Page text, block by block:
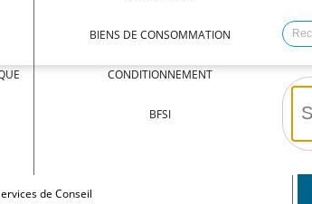
BIENS DE CONSOMMATION
CONDITIONNEMENT
BFSI
de Conseil